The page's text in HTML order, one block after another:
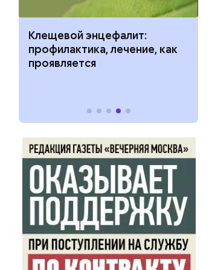
Клещевой энцефалит:
профилактика, лечение, как
проявляется